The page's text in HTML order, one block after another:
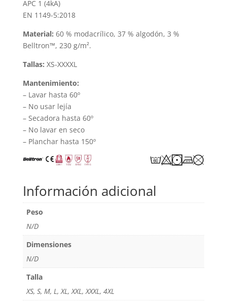
APC 1 (4kA)
EN 1149-5:2018
Material: 60 % modacrílico, 37 % algodón, 3 %
Belltron™, 230 g/m².
Tallas: XS-XXXXL
Mantenimiento:
– Lavar hasta 60º
– No usar lejía
– Secadora hasta 60º
– No lavar en seco
– Planchar hasta 150º
Información adicional
Peso
N/D
Dimensiones
N/D
Talla
XS, S, M, L, XL, XXL, XXXL, 4XL